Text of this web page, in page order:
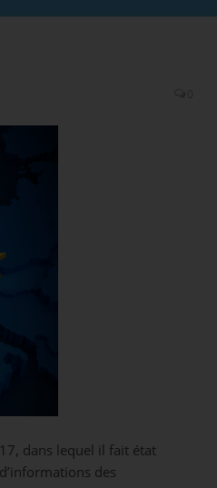
dans lequel il fait état
des